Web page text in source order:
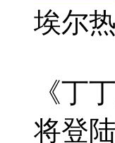
埃尔
《丁
将登